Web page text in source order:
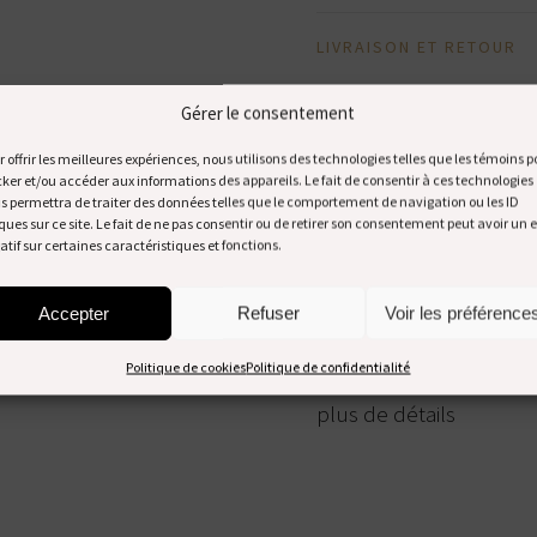
Gérer le consentement
offrir les meilleures expériences, nous utilisons des technologies telles que les témoins
et/ou accéder aux informations des appareils. Le fait de consentir à ces technologies
permettra de traiter des données telles que le comportement de navigation ou les ID
sur ce site. Le fait de ne pas consentir ou de retirer son consentement peut avoir un
sur certaines caractéristiques et fonctions.
Accepter Refuser Voir les
Politique de cookiesPolitique de confidentialité
LIVRAISON ET RETOUR
Livraison au
Frais de livraison
Frais de livraison
inférieure à 100$
Livraison
Cet article est
Référez-vous à la
plus de détails